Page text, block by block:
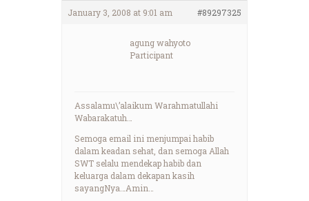
January 3, 2008 at 9:01 am #89297325
agung wahyoto
Participant
Assalamu\’alaikum Warahmatullahi
Wabarakatuh…
Semoga email ini menjumpai habib
dalam keadan sehat, dan semoga Allah
SWT selalu mendekap habib dan
keluarga dalam dekapan kasih
sayangNya…Amin…